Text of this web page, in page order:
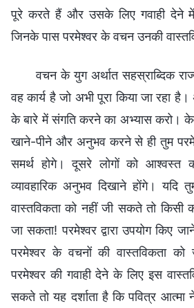
पूरे करते हैं और उसके लिए गवाही देने
जिनके पास परमेश्वर के वचन उनकी
वचन के युग अर्थात सहस्राब्दिक
वह कार्य है जो अभी पूरा किया जा रहा
के बारे में संगति करने का अभ्यास करो।
खाने-पीने और अनुभव करने से ही तुम
समर्थ होगे। दूसरे लोगों को
व्यावहारिक अनुभव दिखाने होंगे।
वास्तविकता को नहीं जी सकते तो किसी
जा सकता! परमेश्वर द्वारा उपयोग किए
परमेश्वर के वचनों की वास्तविकता
परमेश्वर की गवाही देने के लिए इस
सकते तो यह दर्शाता है कि पवित्र आत्मा